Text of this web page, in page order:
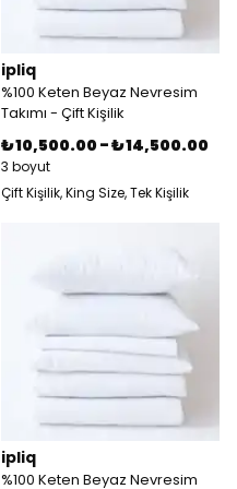
ipliq
%100 Keten Beyaz Nevresim
Takımı - Çift Kişilik
₺ 10,500.00 -₺ 14,500.00
3 boyut
Çift Kişilik, King Size, Tek Kişilik
ipliq
%100 Keten Beyaz Nevresim